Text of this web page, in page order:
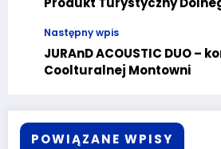
Następny wpis
JURAnD ACOUSTIC DUO –
Coolturalnej Montowni
POWIĄZANE WPISY